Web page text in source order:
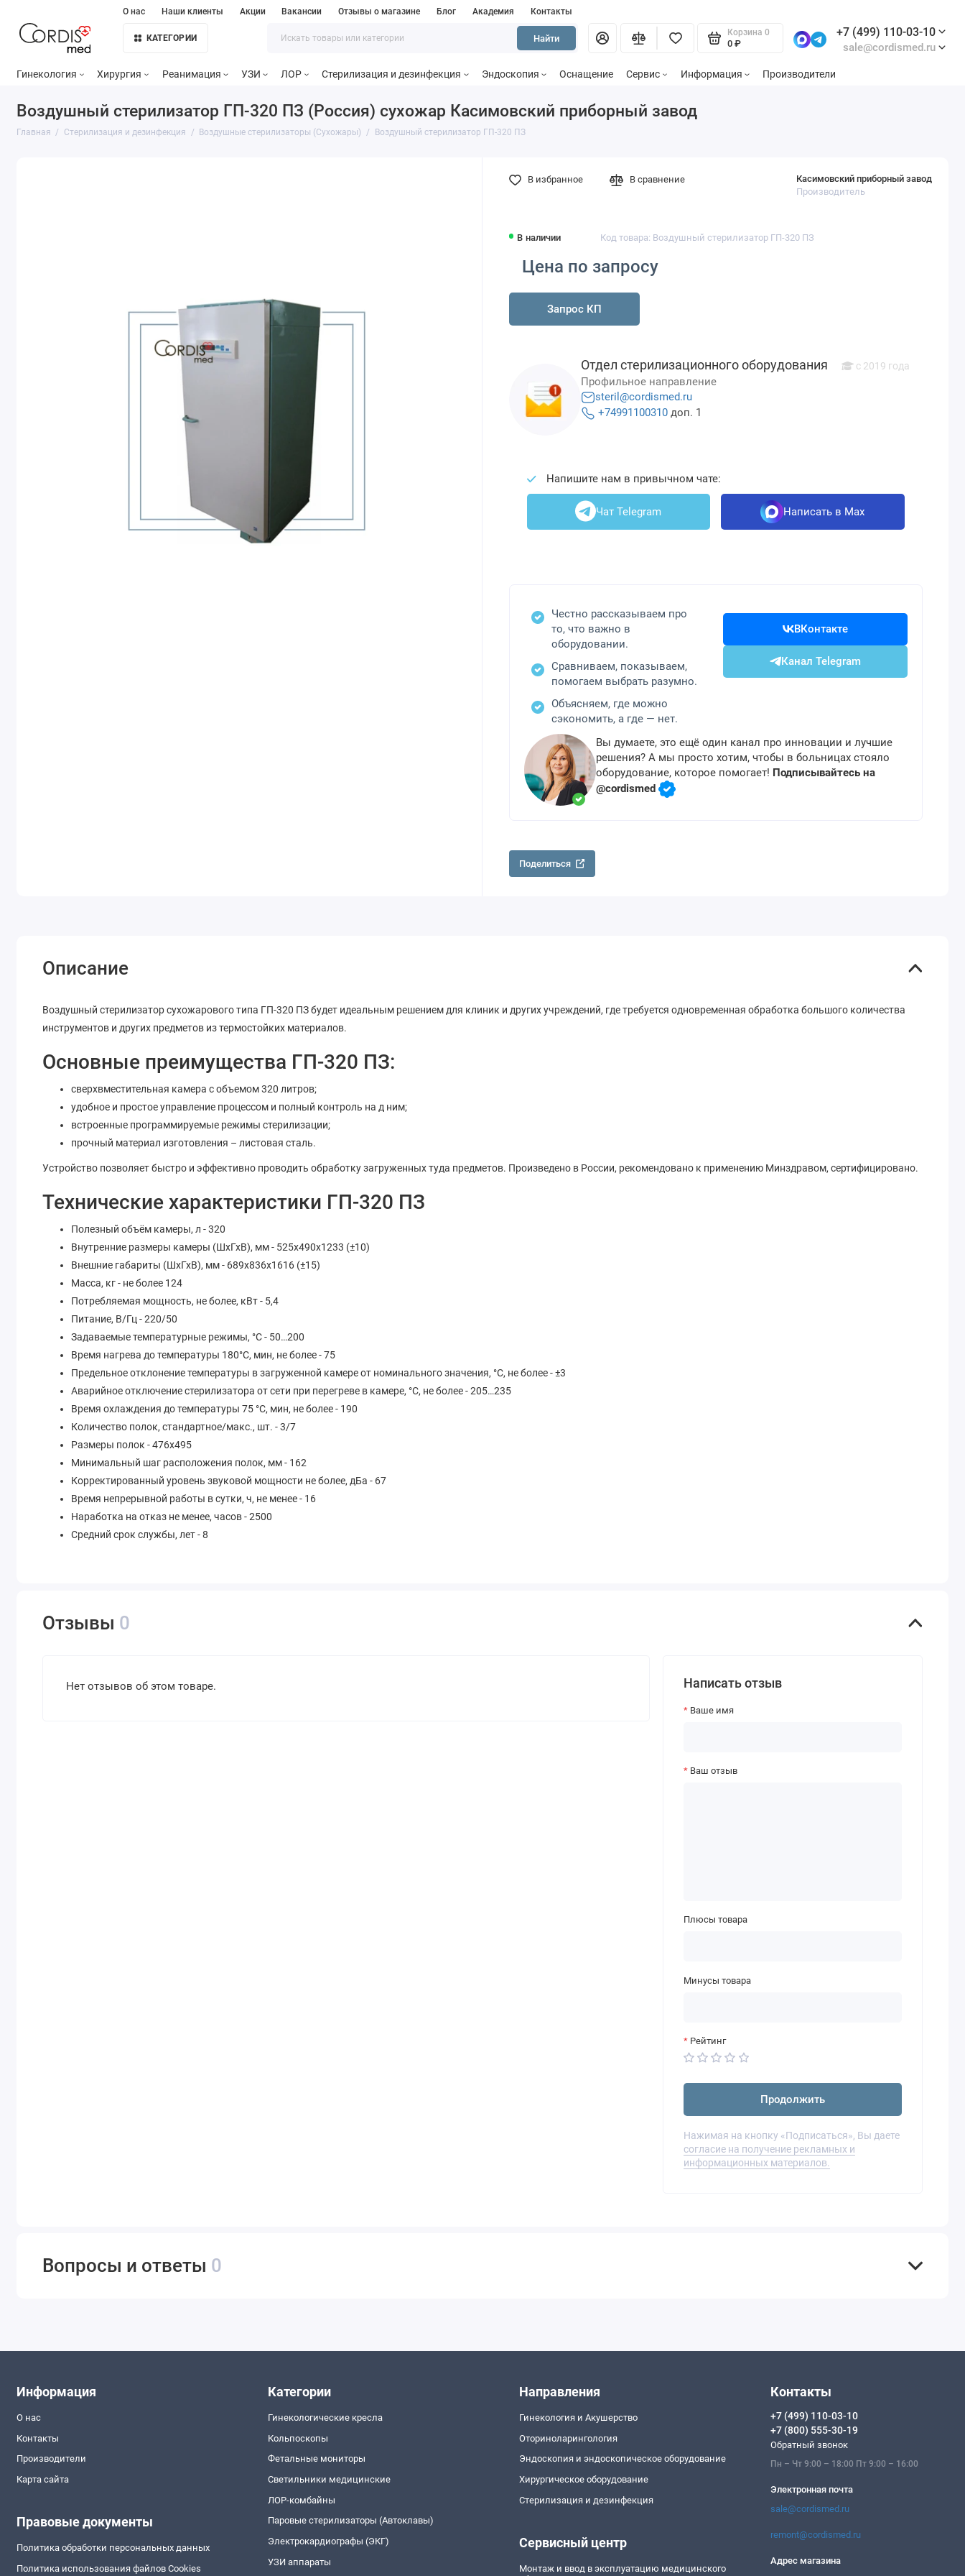
О нас Наши клиенты Акции Вакансии Отзывы о магазине Блог Академия Контакты
КАТЕГОРИИ Найти
Корзина 0
0 ₽
+7 (499) 110-03-10
sale@cordismed.ru
Гинекология Хирургия Реанимация УЗИ ЛОР Стерилизация и дезинфекция Эндоскопия Оснащение Сервис Информация Производители
Воздушный стерилизатор ГП-320 ПЗ (Россия) сухожар Касимовский приборный завод
Главная Стерилизация и дезинфекция Воздушные стерилизаторы (Сухожары) Воздушный стерилизатор ГП-320 ПЗ
В наличии Код товара: Воздушный стерилизатор ГП-320 ПЗ
Касимовский приборный завод
Производитель
Цена по запросу
Запрос КП
В избранное В сравнение
Отдел стерилизационного оборудования c 2019 года
Профильное направление
steril@cordismed.ru
+74991100310 доп. 1
Напишите нам в привычном чате:
Чат Telegram Написать в Max
Честно рассказываем про
то, что важно в
оборудовании.
Сравниваем, показываем,
помогаем выбрать разумно.
Объясняем, где можно
сэкономить, а где — нет.
ВКонтакте
Канал Telegram
Вы думаете, это ещё один канал про инновации и лучшие
решения? А мы просто хотим, чтобы в больницах стояло
оборудование, которое помогает! Подписывайтесь на
@cordismed
Поделиться
Описание
Воздушный стерилизатор сухожарового типа ГП-320 ПЗ будет идеальным решением для клиник и других учреждений, где требуется одновременная обработка большого количества
инструментов и других предметов из термостойких материалов.
Основные преимущества ГП-320 ПЗ:
сверхвместительная камера с объемом 320 литров;
удобное и простое управление процессом и полный контроль на д ним;
встроенные программируемые режимы стерилизации;
прочный материал изготовления – листовая сталь.
Устройство позволяет быстро и эффективно проводить обработку загруженных туда предметов. Произведено в России, рекомендовано к применению Минздравом, сертифицировано.
Технические характеристики ГП-320 ПЗ
Полезный объём камеры, л - 320
Внутренние размеры камеры (ШхГхВ), мм - 525х490х1233 (±10)
Внешние габариты (ШхГхВ), мм - 689х836х1616 (±15)
Масса, кг - не более 124
Потребляемая мощность, не более, кВт - 5,4
Питание, В/Гц - 220/50
Задаваемые температурные режимы, °С - 50…200
Время нагрева до температуры 180°С, мин, не более - 75
Предельное отклонение температуры в загруженной камере от номинального значения, °С, не более - ±3
Аварийное отключение стерилизатора от сети при перегреве в камере, °С, не более - 205…235
Время охлаждения до температуры 75 °С, мин, не более - 190
Количество полок, стандартное/макс., шт. - 3/7
Размеры полок - 476х495
Минимальный шаг расположения полок, мм - 162
Корректированный уровень звуковой мощности не более, дБа - 67
Время непрерывной работы в сутки, ч, не менее - 16
Наработка на отказ не менее, часов - 2500
Средний срок службы, лет - 8
Отзывы 0
Нет отзывов об этом товаре. Написать отзыв
Ваше имя
Ваш отзыв
Плюсы товара
Минусы товара
Рейтинг
Продолжить
Нажимая на кнопку «Подписаться», Вы даете
согласие на получение рекламных и
информационных материалов.
Вопросы и ответы 0
Информация
О нас
Контакты
Производители
Карта сайта
Правовые документы
Политика обработки персональных данных
Политика использования файлов Cookies
Категории
Гинекологические кресла
Кольпоскопы
Фетальные мониторы
Светильники медицинские
ЛОР-комбайны
Паровые стерилизаторы (Автоклавы)
Электрокардиографы (ЭКГ)
УЗИ аппараты
Направления
Гинекология и Акушерство
Оториноларингология
Эндоскопия и эндоскопическое оборудование
Хирургическое оборудование
Стерилизация и дезинфекция
Сервисный центр
Монтаж и ввод в эксплуатацию медицинского
Контакты
+7 (499) 110-03-10
+7 (800) 555-30-19
Обратный звонок
Пн – Чт 9:00 – 18:00 Пт 9:00 – 16:00
Электронная почта
sale@cordismed.ru
remont@cordismed.ru
Адрес магазина